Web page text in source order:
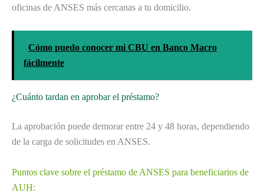
oficinas de ANSES más cercanas a tu domicilio.
Cómo puedo conocer mi CBU en Banco Macro
fácilmente
¿Cuánto tardan en aprobar el préstamo?
La aprobación puede demorar entre 24 y 48 horas, dependiendo
de la carga de solicitudes en ANSES.
Puntos clave sobre el préstamo de ANSES para beneficiarios de
AUH: